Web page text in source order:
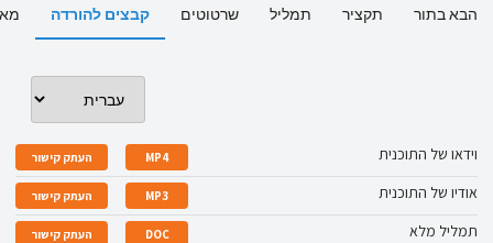
הבא בתור תקציר תמליל שרטוטים קבצים להורדה
וידאו של התוכנית MP4 העתק קישור
אודיו של התוכנית MP3 העתק קישור
תמליל מלא DOC העתק קישור